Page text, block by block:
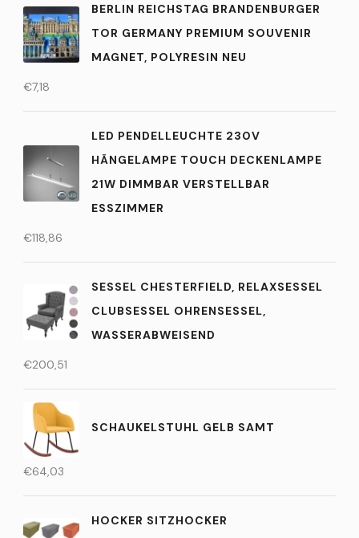
BERLIN REICHSTAG BRANDENBURGER
TOR GERMANY PREMIUM SOUVENIR
MAGNET, POLYRESIN NEU
€7,18
LED PENDELLEUCHTE 230V
HÄNGELAMPE TOUCH DECKENLAMPE
21W DIMMBAR VERSTELLBAR
ESSZIMMER
€118,86
SESSEL CHESTERFIELD, RELAXSESSEL
CLUBSESSEL OHRENSESSEL,
WASSERABWEISEND
€200,51
SCHAUKELSTUHL GELB SAMT
€64,03
HOCKER SITZHOCKER